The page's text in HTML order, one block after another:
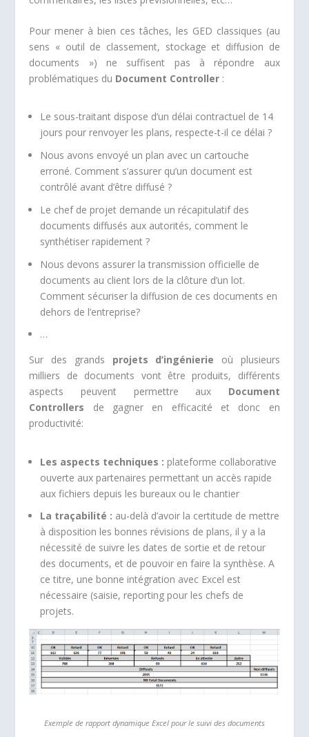
Pour mener à bien ces tâches, les GED classiques (au
sens « outil de classement, stockage et diffusion de
documents ») ne suffisent pas à répondre aux
problématiques du Document Controller :
Le sous-traitant dispose d’un délai contractuel de 14
jours pour renvoyer les plans, respecte-t-il ce délai ?
Nous avons envoyé un plan avec un cartouche
erroné. Comment s’assurer qu’un document est
contrôlé avant d’être diffusé ?
Le chef de projet demande un récapitulatif des
documents diffusés aux autorités, comment le
synthétiser rapidement ?
Nous devons assurer la transmission officielle de
documents au client lors de la clôture d’un lot.
Comment sécuriser la diffusion de ces documents en
dehors de l’entreprise?
…
Sur des grands projets d’ingénierie où plusieurs
milliers de documents vont être produits, différents
aspects peuvent permettre aux Document
Controllers de gagner en efficacité et donc en
productivité:
Les aspects techniques : plateforme collaborative
ouverte aux partenaires permettant un accès rapide
aux fichiers depuis les bureaux ou le chantier
La traçabilité : au-delà d’avoir la certitude de mettre
à disposition les bonnes révisions de plans, il y a la
nécessité de suivre les dates de sortie et de retour
des documents, et de pouvoir en faire la synthèse. A
ce titre, une bonne intégration avec Excel est
nécessaire (saisie, reporting pour les chefs de
projets.
Exemple de rapport dynamique Excel pour le suivi des documents